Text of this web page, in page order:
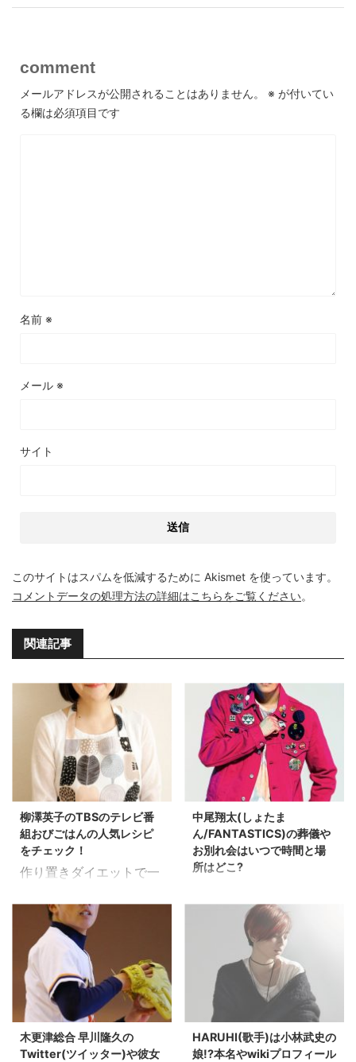
comment
メールアドレスが公開されることはありません。 ※ が付いてい
る欄は必須項目です
名前 ※
メール ※
サイト
このサイトはスパムを低減するために Akismet を使っています。
コメントデータの処理方法の詳細はこちらをご覧ください。
関連記事
柳澤英子のTBSのテレビ番
組おびごはんの人気レシピ
をチェック！
作り置きダイエットで一
子さん。 そんな柳澤英子
さんが出演しているテレ
ビ番組がTBSで毎週月曜
から金曜の朝10:05〜
10:25に放送している
『おびごはん』です！ 赤
縁メガネをトレードマー
クに3人のアナウンサー
中尾翔太(しょたま
ん/FANTASTICS)の葬儀や
お別れ会はいつで時間と場
所はどこ?
が発表されました。 長ら
く胃がんと戦う闘病生活
を送っていた、
FANTASTICSの中尾翔太
（しょたまん）がお亡く
なりになったようです
ね。。 私もつい先日、が
んで幼馴染を亡くしたば
木更津総合 早川隆久の
Twitter(ツイッター)や彼女
HARUHI(歌手)は小林武史の
娘!?本名やwikiプロフィール